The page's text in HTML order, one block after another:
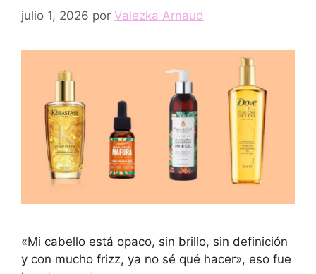
julio 1, 2026 por Valezka Arnaud
«Mi cabello está opaco, sin brillo, sin definición
y con mucho frizz, ya no sé qué hacer», eso fue